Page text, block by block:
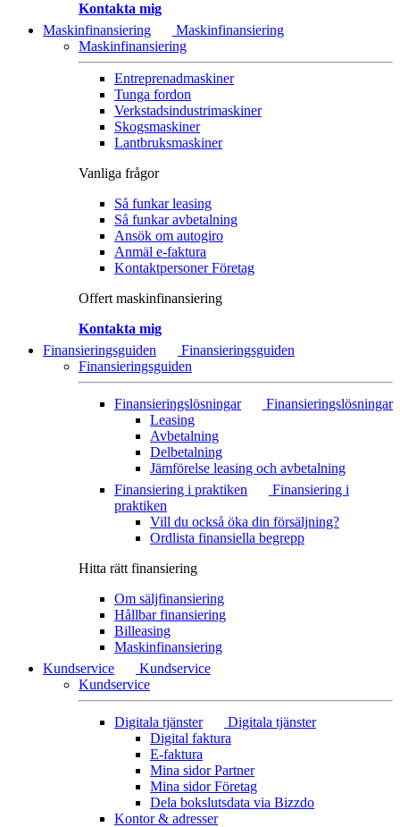
Kontakta mig
Maskinfinansiering
Maskinfinansiering
Maskinfinansiering
Entreprenadmaskiner
Tunga fordon
Verkstadsindustrimaskiner
Skogsmaskiner
Lantbruksmaskiner
Vanliga frågor
Så funkar leasing
Så funkar avbetalning
Ansök om autogiro
Anmäl e-faktura
Kontaktpersoner Företag
Offert maskinfinansiering
Kontakta mig
Finansieringsguiden
Finansieringsguiden
Finansieringsguiden
Finansieringslösningar
Finansieringslösningar
Leasing
Avbetalning
Delbetalning
Jämförelse leasing och avbetalning
Finansiering i praktiken
Finansiering i
praktiken
Vill du också öka din försäljning?
Ordlista finansiella begrepp
Hitta rätt finansiering
Om säljfinansiering
Hållbar finansiering
Billeasing
Maskinfinansiering
Kundservice
Kundservice
Kundservice
Digitala tjänster
Digitala tjänster
Digital faktura
E-faktura
Mina sidor Partner
Mina sidor Företag
Dela bokslutsdata via Bizzdo
Kontor & adresser